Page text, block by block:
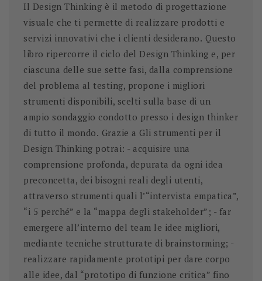
Il Design Thinking è il metodo di progettazione
visuale che ti permette di realizzare prodotti e
servizi innovativi che i clienti desiderano. Questo
libro ripercorre il ciclo del Design Thinking e, per
ciascuna delle sue sette fasi, dalla comprensione
del problema al testing, propone i migliori
strumenti disponibili, scelti sulla base di un
ampio sondaggio condotto presso i design thinker
di tutto il mondo. Grazie a Gli strumenti per il
Design Thinking potrai: - acquisire una
comprensione profonda, depurata da ogni idea
preconcetta, dei bisogni reali degli utenti,
attraverso strumenti quali l’“intervista empatica”,
“i 5 perché” e la “mappa degli stakeholder”; - far
emergere all’interno del team le idee migliori,
mediante tecniche strutturate di brainstorming; -
realizzare rapidamente prototipi per dare corpo
alle idee, dal “prototipo di funzione critica” fino